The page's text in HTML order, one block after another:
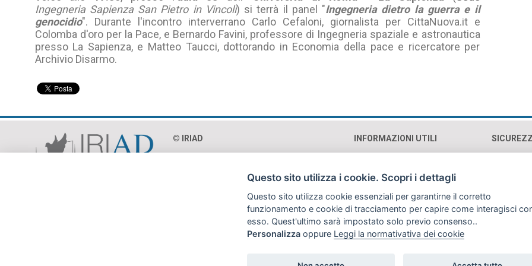
Ingegneria Sapienza San Pietro in Vincoli) si terrà il panel "Ingegneria dietro la guerra e il
genocidio". Durante l'incontro interverrano Carlo Cefaloni, giornalista per CittaNuova.it e
Colomba d'oro per la Pace, e Bernardo Favini, professore di Ingegneria spaziale e astronautica
presso La Sapienza, e Matteo Taucci, dottorando in Economia della pace e ricercatore per
Archivio Disarmo.
© IRIAD‎
INFORMAZIONI UTILI
Mappa
Le immagini presenti nel sito sono in parte reperite da Internet e pertanto valutate di pubblico dominio. Qualora gli autori o i soggetti ritratti
Questo sito utilizza i cookie. Scopri i dettagli
Questo sito utilizza cookie essenziali per garantirne il corretto
funzionamento e cookie di tracciamento per capire come interagisci
esso. Quest'ultimo sarà impostato solo previo consenso..
Personalizza oppure Leggi la normativativa dei cookie